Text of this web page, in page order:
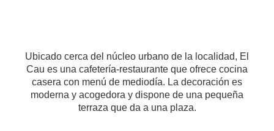
Ubicado cerca del núcleo urbano de la localidad, El
Cau es una cafetería-restaurante que ofrece cocina
casera con menú de mediodía. La decoración es
moderna y acogedora y dispone de una pequeña
terraza que da a una plaza.